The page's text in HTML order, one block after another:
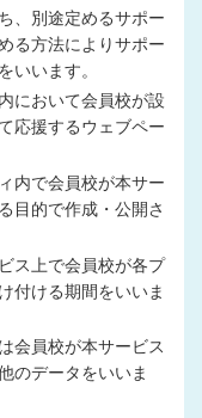
、別途定めるサポー
る方法によりサポー
いいます。
において会員校が設
応援するウェブペー
内で会員校が本サー
目的で作成・公開さ
ス上で会員校が各プ
付ける期間をいいま
会員校が本サービス
のデータをいいま